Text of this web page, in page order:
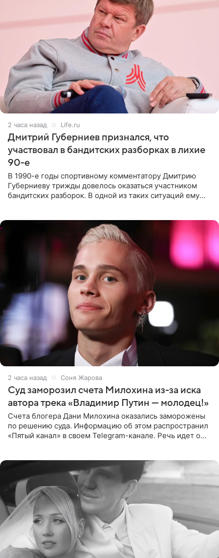
2 часа назад Life.ru
Дмитрий Губерниев признался, что
участвовал в бандитских разборках в лихие
90-е
В 1990-е годы спортивному комментатору Дмитрию
Губерниеву трижды довелось оказаться участником
бандитских разборок. В одной из таких ситуаций ему
2 часа назад Соня Жарова
Суд заморозил счета Милохина из-за иска
автора трека «Владимир Путин — молодец!»
Счета блогера Дани Милохина оказались заморожены
по решению суда. Информацию об этом распространил
«Пятый канал» в своем Telegram-канале. Речь идет о